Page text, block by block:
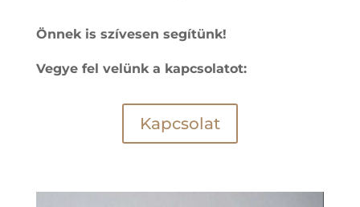
Önnek is szívesen segítünk!
Vegye fel velünk a kapcsolatot:
Kapcsolat